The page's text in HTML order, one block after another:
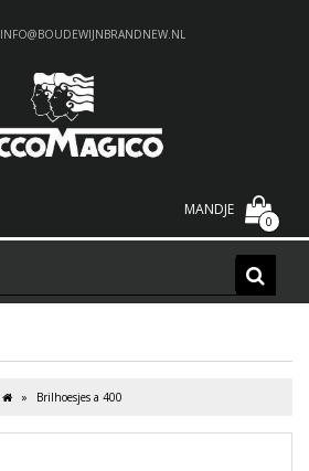
INFO@BOUDEWIJNBRANDNEW.NL
MANDJE
0
Brilhoesjes a 400